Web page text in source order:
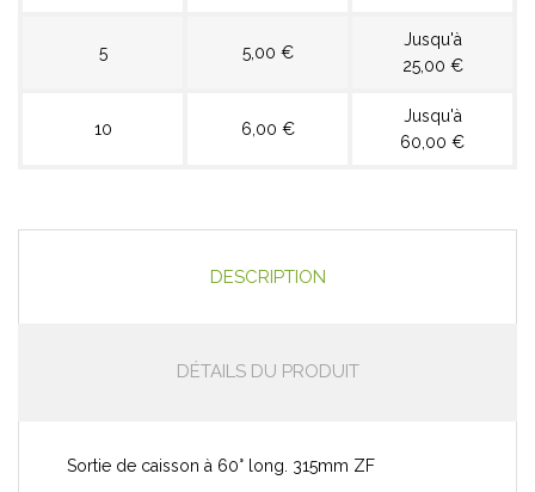
5 5,00 €
Jusqu'à
25,00 €
10 6,00 €
Jusqu'à
60,00 €
DESCRIPTION
DÉTAILS DU PRODUIT
Sortie de caisson à 60° long. 315mm ZF